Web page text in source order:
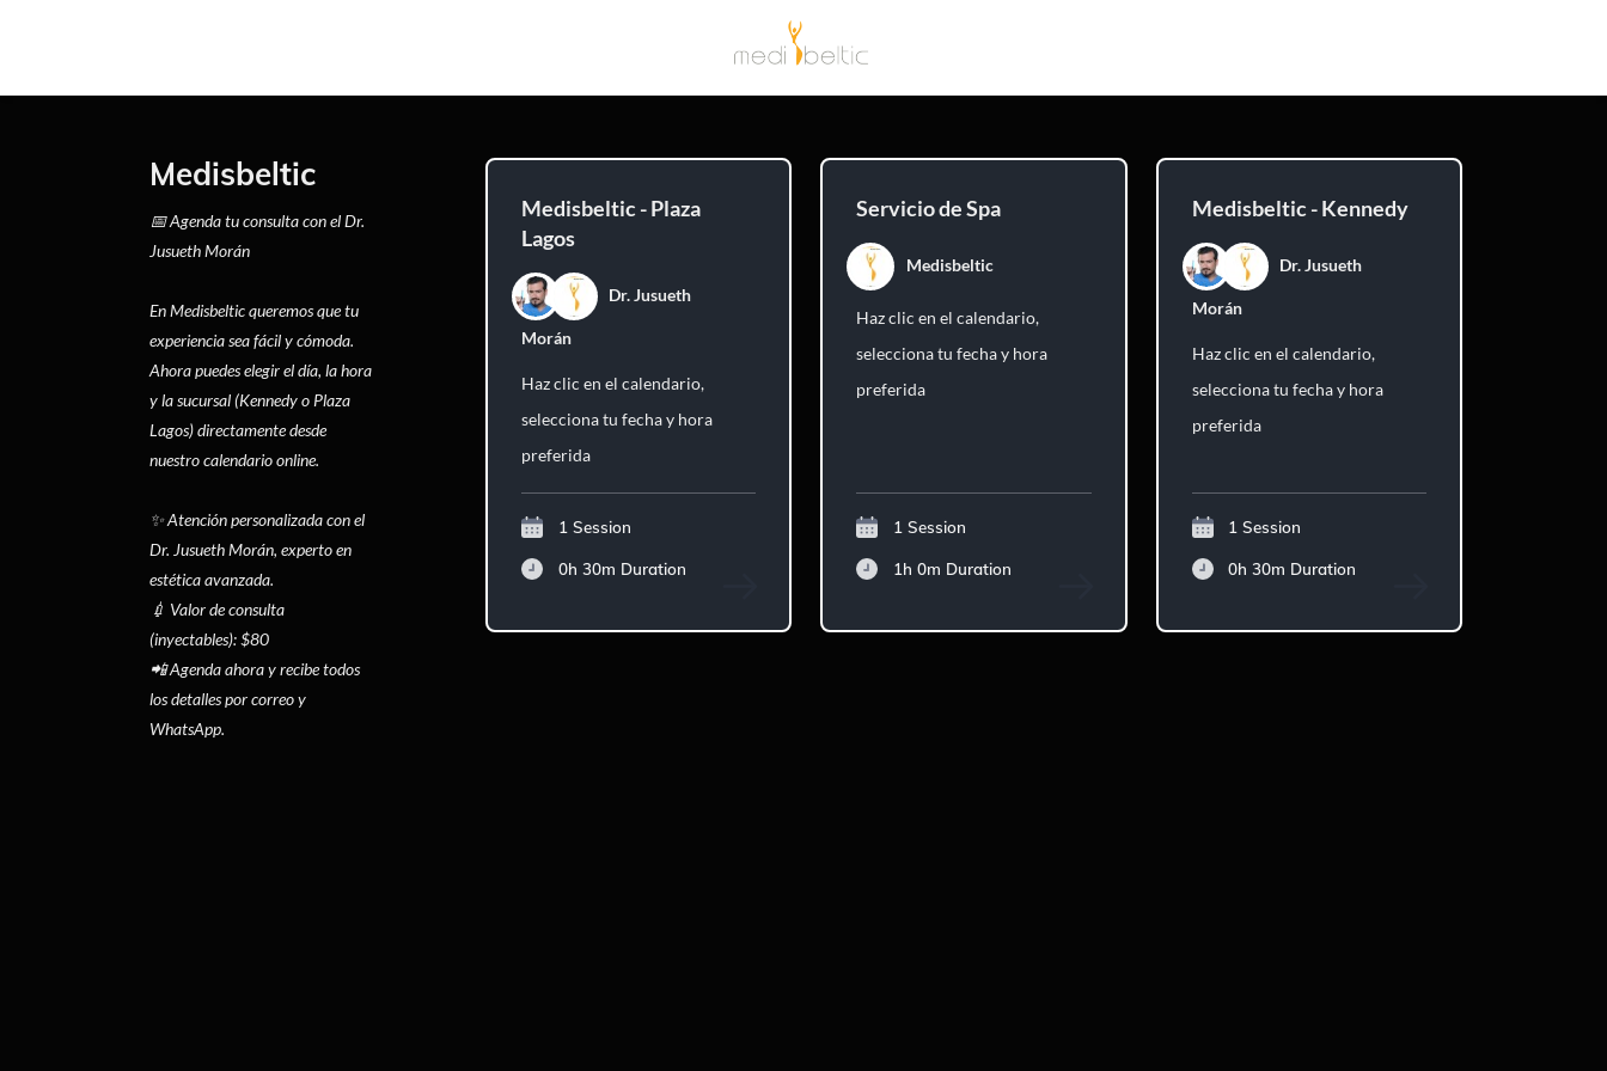
Medisbeltic
📅 Agenda tu consulta con el Dr.
Jusueth Morán
En Medisbeltic queremos que tu
experiencia sea fácil y cómoda.
Ahora puedes elegir el día, la hora
y la sucursal (Kennedy o Plaza
Lagos) directamente desde
nuestro calendario online.
✨ Atención personalizada con el
Dr. Jusueth Morán, experto en
estética avanzada.
💉 Valor de consulta
(inyectables): $80
📲 Agenda ahora y recibe todos
los detalles por correo y
WhatsApp.
Medisbeltic - Plaza
Lagos
Dr. Jusueth
Morán
Haz clic en el calendario,
selecciona tu fecha y hora
preferida
1 Session
0h 30m Duration
Servicio de Spa
Medisbeltic
Haz clic en el calendario,
selecciona tu fecha y hora
preferida
1 Session
1h 0m Duration
Medisbeltic - Kennedy
Dr. Jusueth
Morán
Haz clic en el calendario,
selecciona tu fecha y hora
preferida
1 Session
0h 30m Duration